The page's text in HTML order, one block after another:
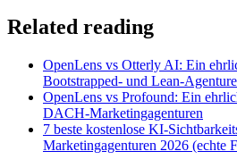
Related reading
OpenLens vs Otterly AI: Ein
Bootstrapped- und Lean-
OpenLens vs Profound: Ein
DACH-Marketingagenturen
7 beste kostenlose KI-
Marketingagenturen 2026 (echte